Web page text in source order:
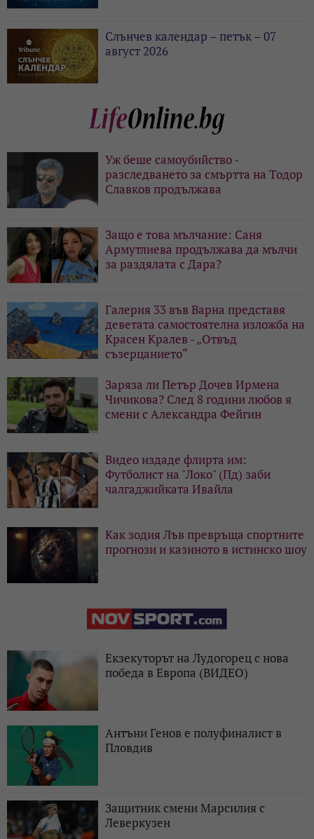
Слънчев календар – петък – 07
август 2026
Уж беше самоубийство -
разследването за смъртта на Тодор
Славков продължава
Защо е това мълчание: Саня
Армутлиева продължава да мълчи
за раздялата с Дара?
Галерия 33 във Варна представя
деветата самостоятелна изложба на
Красен Кралев - „Отвъд
съзерцанието“
Заряза ли Петър Дочев Ирмена
Чичикова? След 8 години любов я
смени с Александра Фейгин
Видео издаде флирта им:
Футболист на "Локо" (Пд) заби
чалгаджийката Ивайла
Как зодия Лъв превръща спортните
прогнози и казиното в истинско шоу
Екзекуторът на Лудогорец с нова
победа в Европа (ВИДЕО)
Антъни Генов е полуфиналист в
Пловдив
Защитник смени Марсилия с
Леверкузен